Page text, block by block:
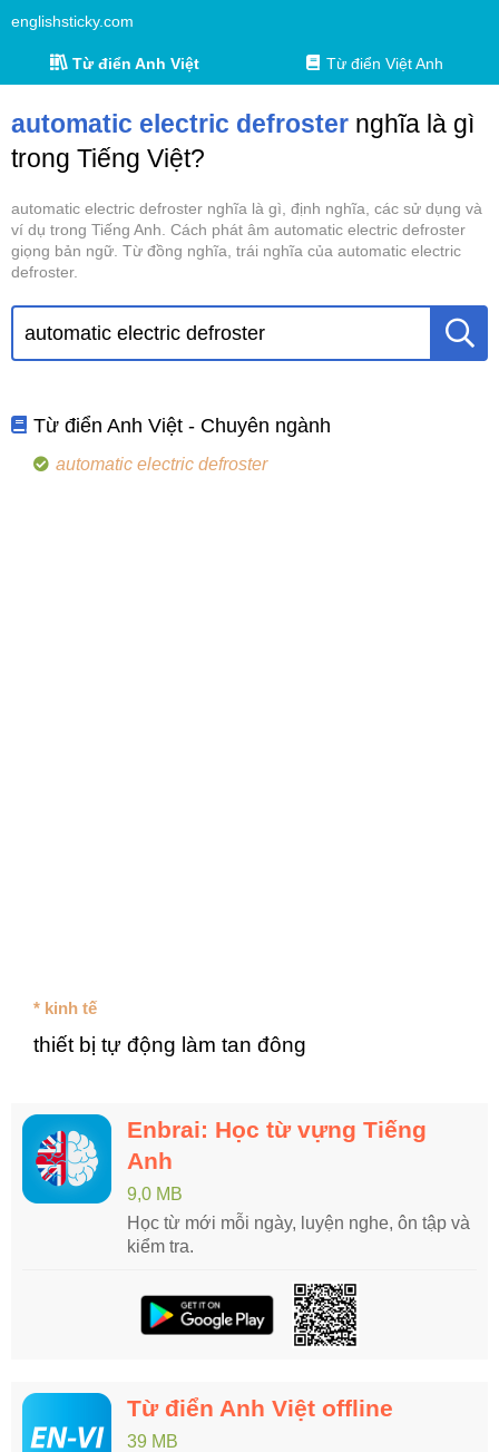
englishsticky.com
Từ điển Anh Việt Từ điển Việt Anh
automatic electric defroster nghĩa là gì
trong Tiếng Việt?
automatic electric defroster nghĩa là gì, định nghĩa, các sử dụng và
ví dụ trong Tiếng Anh. Cách phát âm automatic electric defroster
giọng bản ngữ. Từ đồng nghĩa, trái nghĩa của automatic electric
defroster.
Từ điển Anh Việt - Chuyên ngành
automatic electric defroster
* kinh tế
thiết bị tự động làm tan đông
Enbrai: Học từ vựng Tiếng
Anh
9,0 MB
Học từ mới mỗi ngày, luyện nghe, ôn tập và
kiểm tra.
Từ điển Anh Việt offline
39 MB